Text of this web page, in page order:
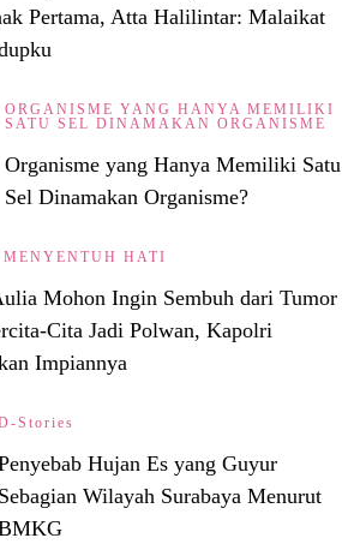
Pertama, Atta Halilintar: Malaikat
ORGANISME YANG HANYA MEMILIKI
SATU SEL DINAMAKAN ORGANISME
Organisme yang Hanya Memiliki Satu
Sel Dinamakan Organisme?
HATI
Mohon Ingin Sembuh dari Tumor
Cita Jadi Polwan, Kapolri
Impiannya
Stories
Hujan Es yang Guyur
Sebagian Wilayah Surabaya Menurut